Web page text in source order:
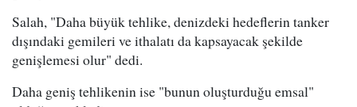
Salah, "Daha büyük tehlike, denizdeki hedeflerin tanker
dışındaki gemileri ve ithalatı da kapsayacak şekilde
genişlemesi olur" dedi.
Daha geniş tehlikenin ise "bunun oluşturduğu emsal"